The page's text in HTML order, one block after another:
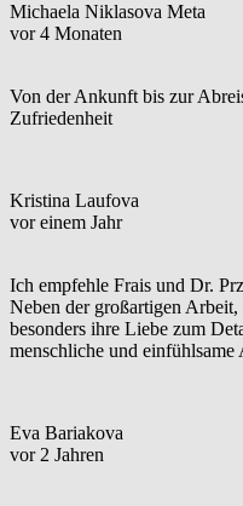
Michaela Niklasova Meta
vor 4 Monaten
Von der Ankunft bis zur
Zufriedenheit
Kristina Laufova
vor einem Jahr
Ich empfehle Frais und Dr.
Neben der großartigen
besonders ihre Liebe zum
menschliche und einfühlsame
Eva Bariakova
vor 2 Jahren